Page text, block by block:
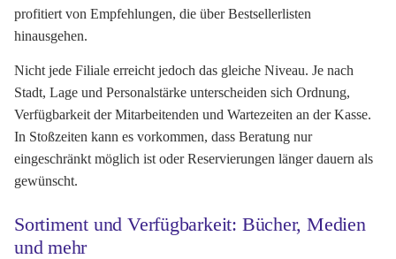
profitiert von Empfehlungen, die über Bestsellerlisten
hinausgehen.
Nicht jede Filiale erreicht jedoch das gleiche Niveau. Je nach
Stadt, Lage und Personalstärke unterscheiden sich Ordnung,
Verfügbarkeit der Mitarbeitenden und Wartezeiten an der Kasse.
In Stoßzeiten kann es vorkommen, dass Beratung nur
eingeschränkt möglich ist oder Reservierungen länger dauern als
gewünscht.
Sortiment und Verfügbarkeit: Bücher, Medien
und mehr